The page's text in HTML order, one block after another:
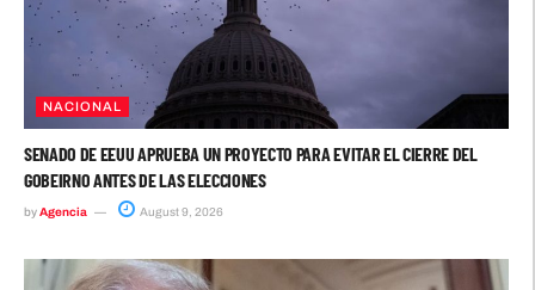
NACIONAL
SENADO DE EEUU APRUEBA UN PROYECTO PARA EVITAR EL CIERRE DEL
GOBEIRNO ANTES DE LAS ELECCIONES
byAgencia August 9, 2026